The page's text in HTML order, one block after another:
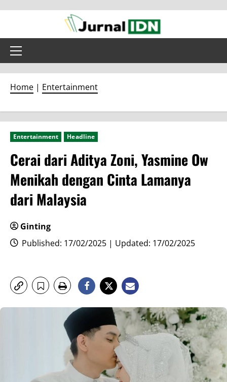
content
Primary
Home | Entertainment
Entertainment Headline
Cerai dari Aditya Zoni, Yasmine Ow
Menikah dengan Cinta Lamanya
dari Malaysia
Ginting
Published: 17/02/2025 | Updated: 17/02/2025